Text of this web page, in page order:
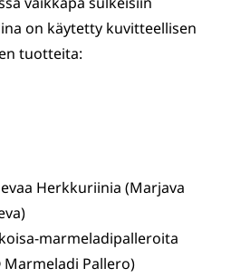
on käytetty kuvitteellisen
tuotteita:
Herkkuriinia (Marjava
marmeladipalleroita
Pallero)